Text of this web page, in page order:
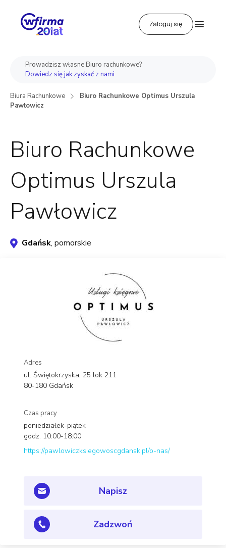
Zaloguj się
Biura Rachunkowe
Biuro Rachunkowe Optimus Urszula
Pawłowicz
Prowadzisz własne Biuro rachunkowe?
Dowiedz się jak zyskać z nami
Biuro Rachunkowe
Optimus Urszula
Pawłowicz
Gdańsk, pomorskie
Adres
ul. Świętokrzyska, 25 lok 211
80-180 Gdańsk
Czas pracy
poniedziałek-piątek
godz. 10:00-18:00
https://pawlowiczksiegowoscgdansk.pl/o-nas/
Napisz
Zadzwoń